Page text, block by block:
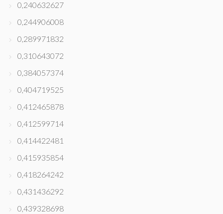
0,240632627
0,244906008
0,289971832
0,310643072
0,384057374
0,404719525
0,412465878
0,412599714
0,414422481
0,415935854
0,418264242
0,431436292
0,439328698